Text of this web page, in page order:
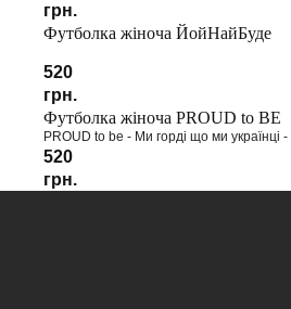
грн.
Футболка жіноча ЙойНайБуде
520
грн.
Футболка жіноча PROUD to BE
PROUD to be - Ми горді що ми українці -
талановиті, віддані та мужні.
520
грн.
ЗАЯВКА НА САЙТІ
ДЗВІНОК МЕНЕДЖЕРА
Залиште заявку на нашому сайті і наш
менеджер вам зателефонує